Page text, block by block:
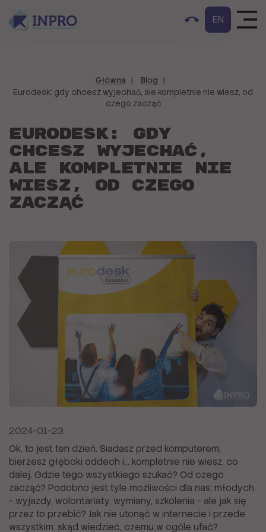
EN
Główna
Blog
Eurodesk: gdy chcesz wyjechać, ale kompletnie nie wiesz, od
czego zacząć
Eurodesk: gdy
chcesz wyjechać,
ale kompletnie nie
wiesz, od czego
zacząć
2024-01-23
Ok, to jest ten dzień. Siadasz przed komputerem,
bierzesz głęboki oddech i… kompletnie nie wiesz, co
dalej. Gdzie tego wszystkiego szukać? Od czego
zacząć? Podobno jest tyle możliwości dla nas, młodych
- wyjazdy, wolontariaty, wymiany, szkolenia - ale jak się
przez to przebić? Jak nie utonąć w internecie i przede
wszystkim: skąd wiedzieć, czemu w ogóle ufać?